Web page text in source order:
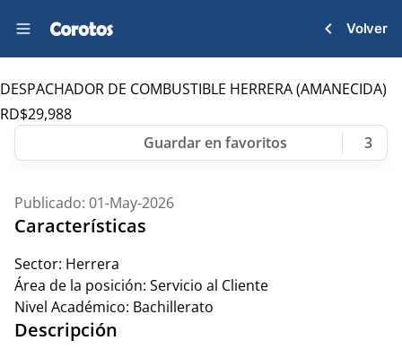
Volver
DESPACHADOR DE COMBUSTIBLE HERRERA (AMANECIDA)
RD$29,988
3
Publicado: 01-May-2026
Características
Sector: Herrera
Área de la posición: Servicio al Cliente
Nivel Académico: Bachillerato
Descripción